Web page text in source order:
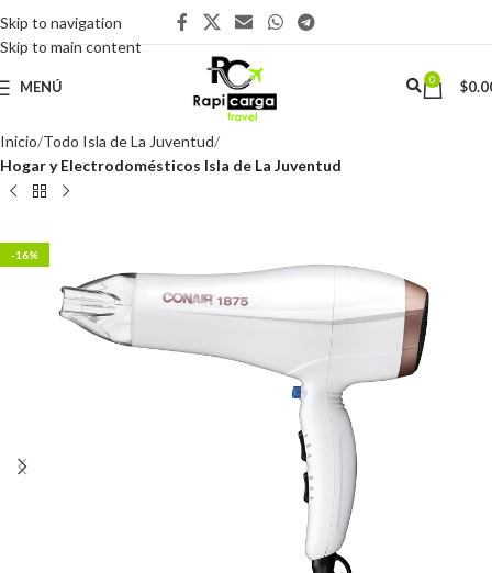
Skip to navigation
Skip to main content
MENÚ 0 $
Inicio Todo Isla de La Juventud
Hogar y Electrodomésticos Isla de La Juventud
-16%